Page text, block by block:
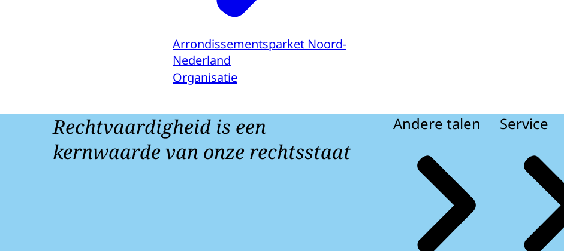
Arrondissementsparket Noord-
Nederland
Organisatie
Rechtvaardigheid is een
kernwaarde van onze rechtsstaat
Andere talen Service